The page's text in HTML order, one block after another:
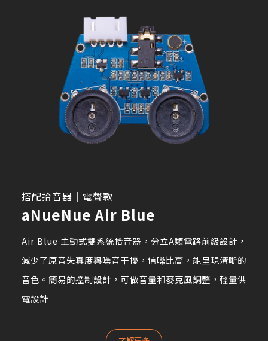
搭配拾音器｜電聲款
aNueNue Air Blue
Air Blue 主動式雙系統拾音器，分立A類電路前級設計，
減少了原音失真度與噪音干擾，信噪比高，能呈現清晰的
音色。簡易的控制設計，可做音量和麥克風調整，輕量供
電設計